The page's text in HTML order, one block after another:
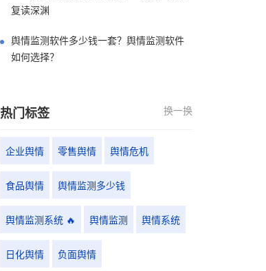
复读深渊
舆情监测软件多少钱一套？舆情监测软件
如何选择？
热门标签 换一换
企业舆情 零售舆情 舆情危机
食品舆情 舆情监测多少钱
舆情监测系统 🔥 舆情监测 舆情系统
日化舆情 负面舆情